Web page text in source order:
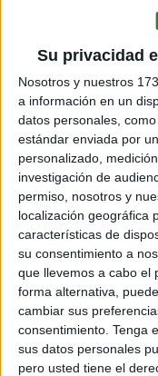
Su privacidad
Nosotros y nuestros
a información en un
datos personales,
estándar enviada por
personalizado,
investigación de
permiso, nosotros y
localización geográfica
características de
su consentimiento a
que llevemos a cabo el
forma alternativa,
cambiar sus
consentimiento. Tenga
sus datos personales
pero usted tiene el
promete transformar la
INNOVACIÓN
El innovador
agricultura
3 min | 19/08/2024
Una tecnología que
gestiona la agricultura.
comportamiento de